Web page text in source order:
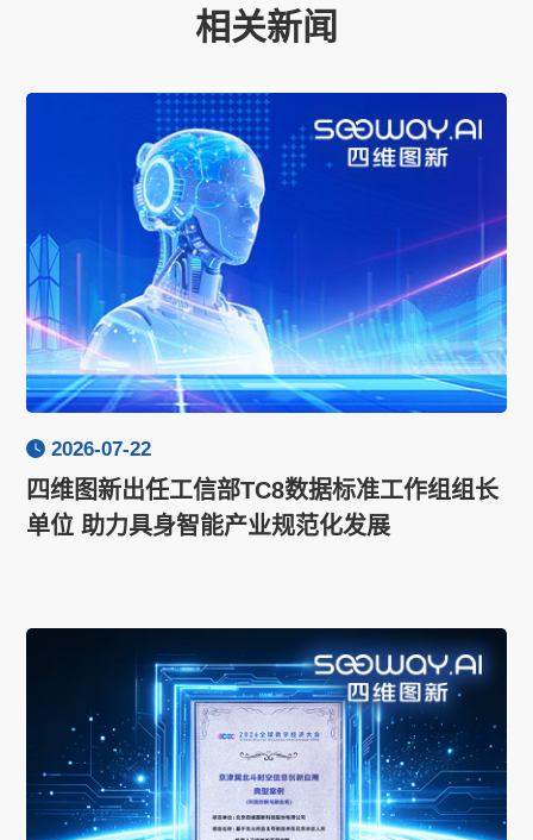
相关新闻
2026-07-22
四维图新出任工信部TC8数据标准工作组组长
单位 助力具身智能产业规范化发展